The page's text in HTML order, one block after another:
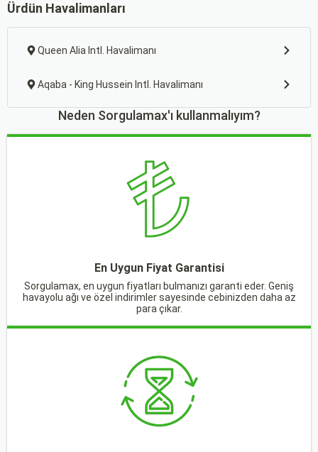
Ürdün Havalimanları
Queen Alia Intl. Havalimanı
Aqaba - King Hussein Intl. Havalimanı
Neden Sorgulamax'ı kullanmalıyım?
En Uygun Fiyat Garantisi
Sorgulamax, en uygun fiyatları bulmanızı garanti eder. Geniş
havayolu ağı ve özel indirimler sayesinde cebinizden daha az
para çıkar.